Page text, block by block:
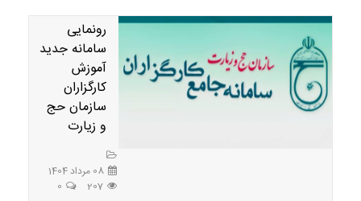
رونمایی
سامانه جدید
آموزش
کارگزاران
سازمان حج
و زیارت
08 مرداد 1404
207
0